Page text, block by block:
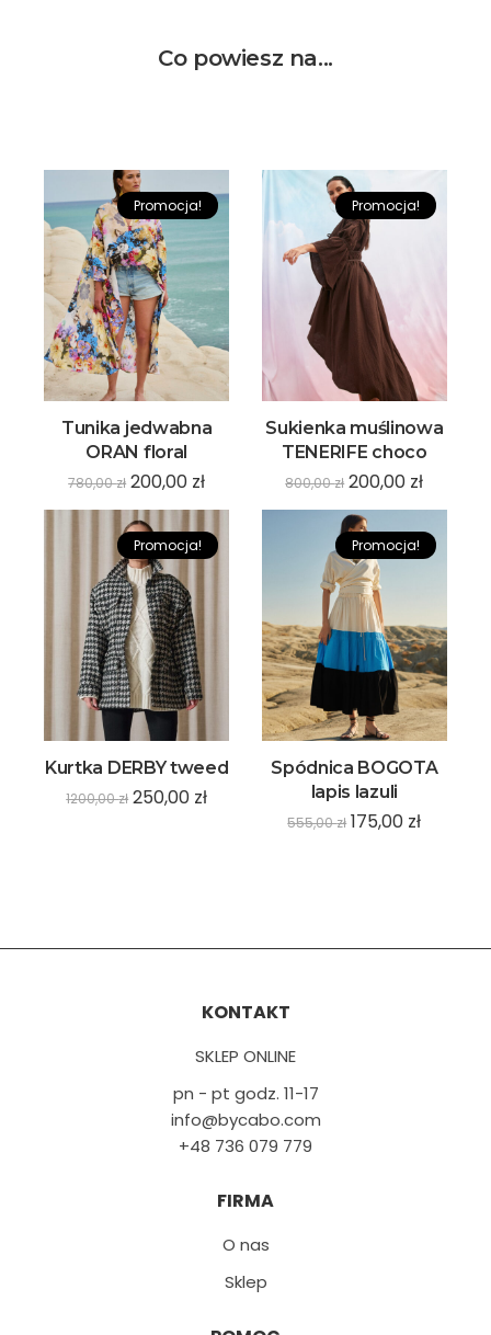
Co powiesz na...
Promocja!
Tunika jedwabna
ORAN floral
780,00zł 200,00 zł
Promocja!
Sukienka muślinowa
TENERIFE choco
800,00zł 200,00 zł
Promocja!
Kurtka DERBY tweed
1200,00zł 250,00 zł
Promocja!
Spódnica BOGOTA
lapis lazuli
555,00zł 175,00 zł
KONTAKT
SKLEP ONLINE
pn - pt godz. 11-17
info@bycabo.com
+48 736 079 779
FIRMA
O nas
Sklep